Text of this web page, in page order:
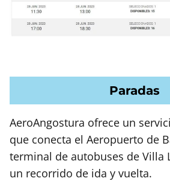
Paradas
AeroAngostura ofrece un
que conecta el Aeropuerto de
terminal de autobuses de Villa
un recorrido de ida y vuelta.